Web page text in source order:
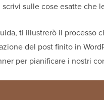
sulle cose esatte che
ti illustrerò il processo
del post finito in
per pianificare i nostri